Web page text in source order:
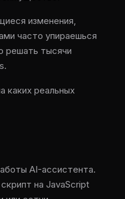
изменения,
часто упираешься
решать тысячи
каких реальных
AI-ассистента.
на JavaScript